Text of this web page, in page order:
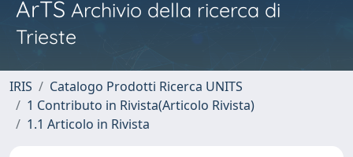
ArTS Archivio della ricerca di
Trieste
IRIS
Catalogo Prodotti Ricerca UNITS
1 Contributo in Rivista(Articolo Rivista)
1.1 Articolo in Rivista